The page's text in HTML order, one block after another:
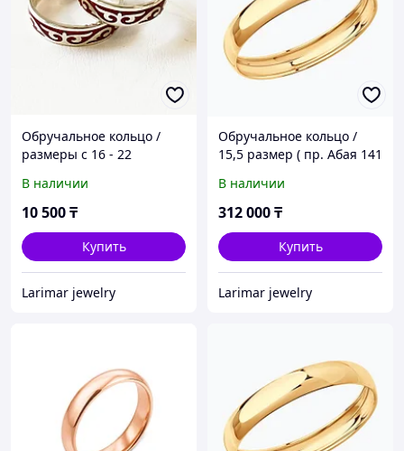
Обручальное кольцо /
размеры с 16 - 22
В наличии
10 500₸
Купить
Larimar jewelry
Обручальное кольцо /
15,5 размер ( пр. Абая 141
В наличии
312 000₸
Купить
Larimar jewelry